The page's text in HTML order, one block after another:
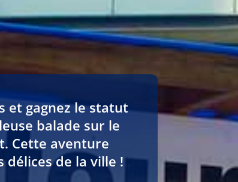
et gagnez le statut
balade sur le
Cette aventure
délices de la ville !